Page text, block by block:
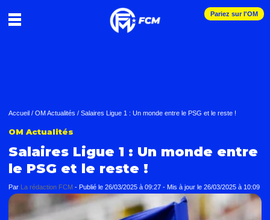
Pariez sur l'OM
Accueil / OM Actualités / Salaires Ligue 1 : Un monde entre le PSG et le reste !
OM Actualités
Salaires Ligue 1 : Un monde entre
le PSG et le reste !
Par La rédaction FCM - Publié le 26/03/2025 à 09:27 - Mis à jour le 26/03/2025 à 10:09